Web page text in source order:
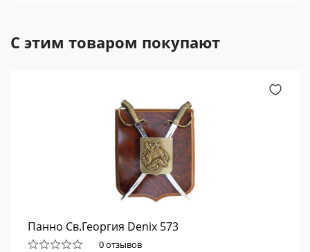
С этим товаром покупают
Панно Св.Георгия Denix 573
0 отзывов